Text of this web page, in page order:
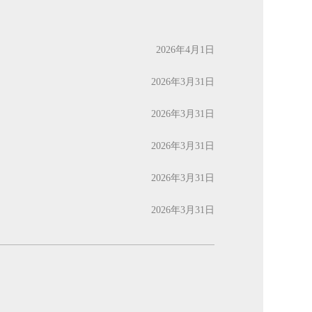
2026年4月1日
2026年3月31日
2026年3月31日
2026年3月31日
2026年3月31日
2026年3月31日